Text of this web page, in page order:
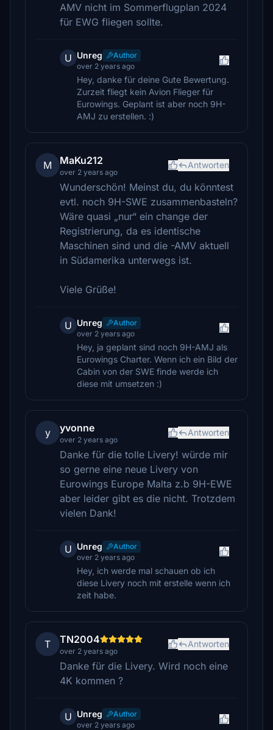
AMV nicht im Sommerflugplan 2024
für EWG fliegen sollte.
U Unreg
Author
over 2 years ago
Hey, danke für deine Gute Bewertung.
Zurzeit fliegt kein Avion Flieger für
Eurowings. Geplant ist aber noch 9H-
AMJ zu erstellen. :)
M MaKu212
over 2 years ago
Antworten
Wunderschön! Meinst du, du könntest
evtl. noch 9H-SWE zusammenbasteln?
Wäre quasi „nur“ ein change der
Registrierung, da es identische
Maschinen sind und die -AMV aktuell
in Südamerika unterwegs ist.
Viele Grüße!
U Unreg
Author
over 2 years ago
Hey, ja geplant sind noch 9H-AMJ als
Eurowings Charter. Wenn ich ein Bild der
Cabin von der SWE finde werde ich
diese mit umsetzen :)
y yvonne
over 2 years ago
Antworten
Danke für die tolle Livery! würde mir
so gerne eine neue Livery von
Eurowings Europe Malta z.b 9H-EWE
aber leider gibt es die nicht. Trotzdem
vielen Dank!
U Unreg
Author
over 2 years ago
Hey, ich werde mal schauen ob ich
diese Livery noch mit erstelle wenn ich
zeit habe.
T TN2004
over 2 years ago
Antworten
Danke für die Livery. Wird noch eine
4K kommen ?
U Unreg
Author
over 2 years ago